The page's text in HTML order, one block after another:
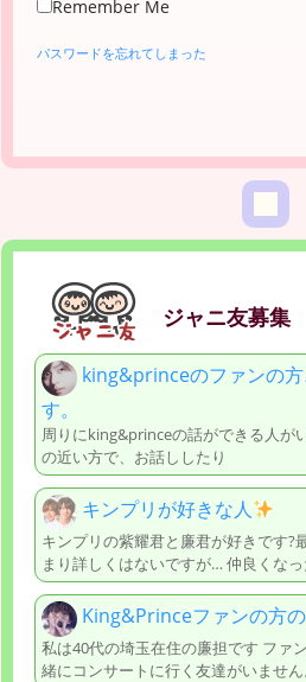
Remember Me
パスワードを忘れてしまった
ジャニ友募集
king&princeのファンの方
す。
周りにking&princeの話ができる人が
の近い方で、お話ししたり
キンプリが好きな人
キンプリの紫耀君と廉君が好きです?
まり詳しくはないですが… 仲良くなっ
King&Princeファンの方
私は40代の埼玉在住の廉担です ファ
緒にコンサートに行く友達がいません